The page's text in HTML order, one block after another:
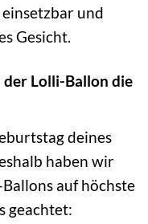
und
Gesicht.
der Lolli-Ballon die
deines
haben wir
auf höchste
geachtet: